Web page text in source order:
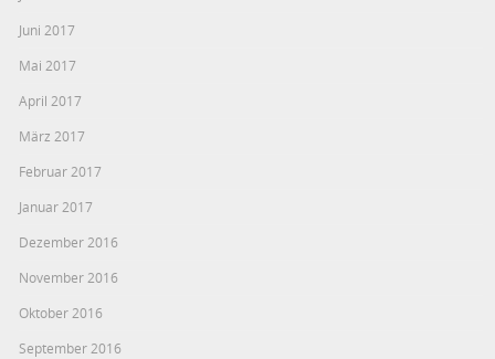
Juni 2017
Mai 2017
April 2017
März 2017
Februar 2017
Januar 2017
Dezember 2016
November 2016
Oktober 2016
September 2016